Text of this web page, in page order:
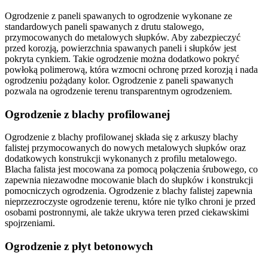
Ogrodzenie z paneli spawanych to ogrodzenie wykonane ze
standardowych paneli spawanych z drutu stalowego,
przymocowanych do metalowych słupków. Aby zabezpieczyć
przed korozją, powierzchnia spawanych paneli i słupków jest
pokryta cynkiem. Takie ogrodzenie można dodatkowo pokryć
powłoką polimerową, która wzmocni ochronę przed korozją i nada
ogrodzeniu pożądany kolor. Ogrodzenie z paneli spawanych
pozwala na ogrodzenie terenu transparentnym ogrodzeniem.
Ogrodzenie z blachy profilowanej
Ogrodzenie z blachy profilowanej składa się z arkuszy blachy
falistej przymocowanych do nowych metalowych słupków oraz
dodatkowych konstrukcji wykonanych z profilu metalowego.
Blacha falista jest mocowana za pomocą połączenia śrubowego, co
zapewnia niezawodne mocowanie blach do słupków i konstrukcji
pomocniczych ogrodzenia. Ogrodzenie z blachy falistej zapewnia
nieprzezroczyste ogrodzenie terenu, które nie tylko chroni je przed
osobami postronnymi, ale także ukrywa teren przed ciekawskimi
spojrzeniami.
Ogrodzenie z płyt betonowych